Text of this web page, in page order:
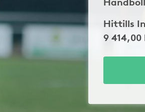
Hittills
9 414,00